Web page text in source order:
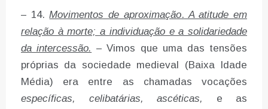
– 14.Movimentos de aproximação. A atitude em
relação à morte; a individuação e a solidariedade
da intercessão. – Vimos que uma das tensões
próprias da sociedade medieval (Baixa Idade
Média) era entre as chamadas vocações
específicas, celibatárias, ascéticas, e as